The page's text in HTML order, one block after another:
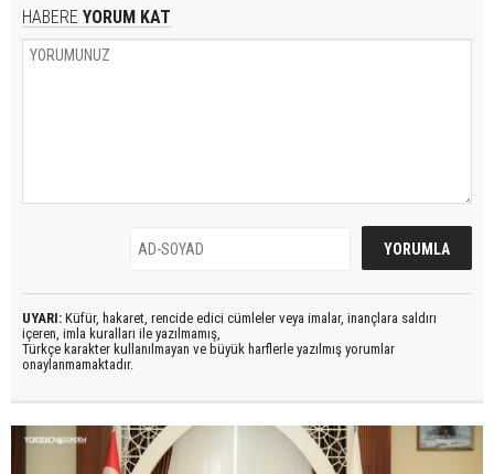
HABERE YORUM KAT
UYARI: Küfür, hakaret, rencide edici cümleler veya imalar, inançlara saldırı
içeren, imla kuralları ile yazılmamış,
Türkçe karakter kullanılmayan ve büyük harflerle yazılmış yorumlar
onaylanmamaktadır.